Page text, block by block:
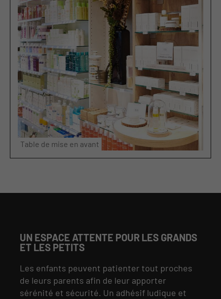
Table de mise en avant
UN ESPACE ATTENTE POUR LES GRANDS
ET LES PETITS
Les enfants peuvent patienter tout proches
de leurs parents afin de leur apporter
sérénité et sécurité. Un adhésif ludique et